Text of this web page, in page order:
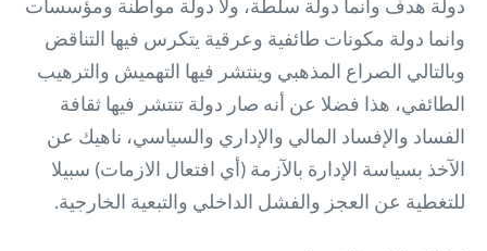
دولة هدف وانما دولة سلطة، ولا دولة مواطنة ومؤسسات
وانما دولة مكونات طائفية وعرقية يتكرس فيها التناقض
وبالتالي الصراع المذهبي وينتشر فيها التهميش والترهيب
الطائفي، هذا فضلا عن أنه صار دولة تنتشر فيها ثقافة
الفساد والإفساد المالي والإداري والسياسي، ناهيك عن
الآخذ بسياسة الإدارة بالآزمة (أي افتعال الازمات) سبيلا
للتغطية عن العجز والفشل الداخلي والتبعية الخارجية.